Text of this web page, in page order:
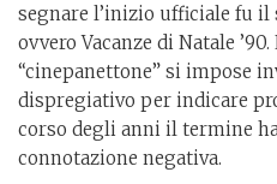
segnare l’inizio ufficiale fu il
ovvero Vacanze di Natale
“cinepanettone” si impose
dispregiativo per indicare
corso degli anni il termine
connotazione negativa.